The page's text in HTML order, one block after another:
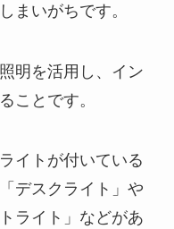
まいがちです。
明を活用し、イン
ことです。
イトが付いている
デスクライト」や
ライト」などがあ